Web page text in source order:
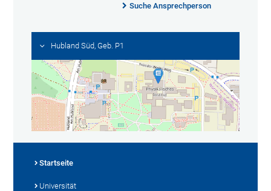
Suche Ansprechperson
Hubland Süd, Geb. P1
Startseite
Universität